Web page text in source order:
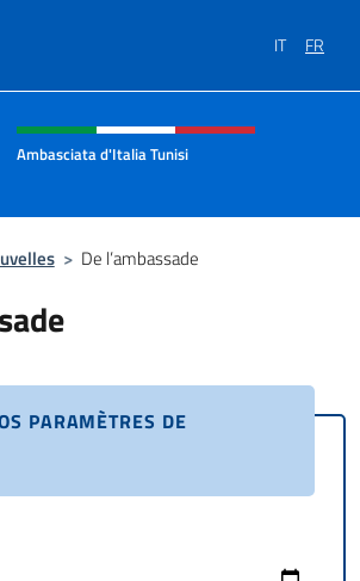
IT FR
et en-tête de
Ambasciata d'Italia Tunisi
> De l’ambassade
PARAMÈTRES DE